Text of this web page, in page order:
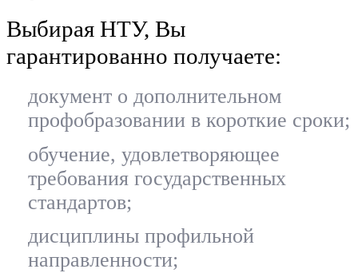
Выбирая НТУ, Вы
гарантированно получаете:
документ о дополнительном
профобразовании в короткие сроки;
обучение, удовлетворяющее
требования государственных
стандартов;
дисциплины профильной
направленности;